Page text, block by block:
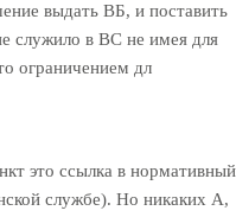
выдать ВБ, и поставить
служило в ВС не имея для
ограничением дл
это ссылка в нормативный
службе). Но никаких А,